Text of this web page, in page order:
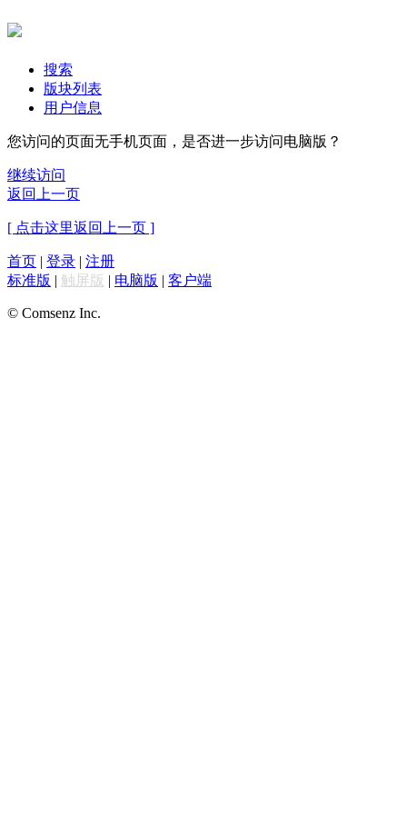
搜索
版块列表
用户信息
您访问的页面无手机页面，是否进一步访问电脑版？
继续访问
返回上一页
[ 点击这里返回上一页 ]
首页 | 登录 | 注册
标准版 | 触屏版 | 电脑版 | 客户端
© Comsenz Inc.